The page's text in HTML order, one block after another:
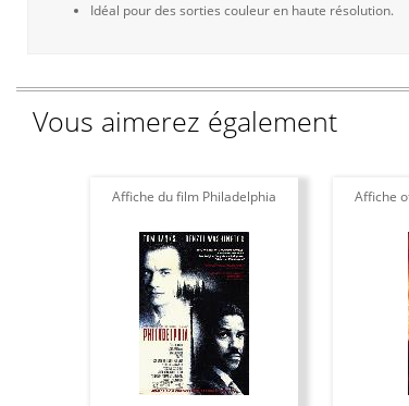
Idéal pour des sorties couleur en haute résolution.
Vous aimerez également
Affiche du film Philadelphia Affiche